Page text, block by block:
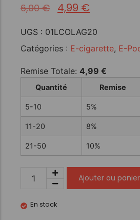
6,00€ 4,99 €
UGS : 01LCOLAG20
Catégories : E-cigarette, E-
Remise Totale: 4,99 €
Quantité Remise
5-10 5%
11-20 8%
21-50 10%
Ajouter au panier
En stock